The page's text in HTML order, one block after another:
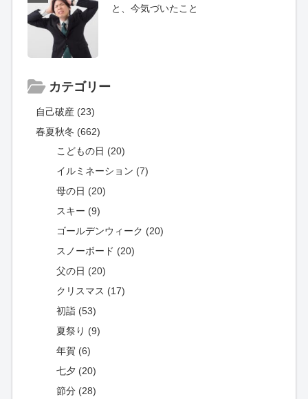
と、今気づいたこと
カテゴリー
自己破産 (23)
春夏秋冬 (662)
こどもの日 (20)
イルミネーション (7)
母の日 (20)
スキー (9)
ゴールデンウィーク (20)
スノーボード (20)
父の日 (20)
クリスマス (17)
初詣 (53)
夏祭り (9)
年賀 (6)
七夕 (20)
節分 (28)